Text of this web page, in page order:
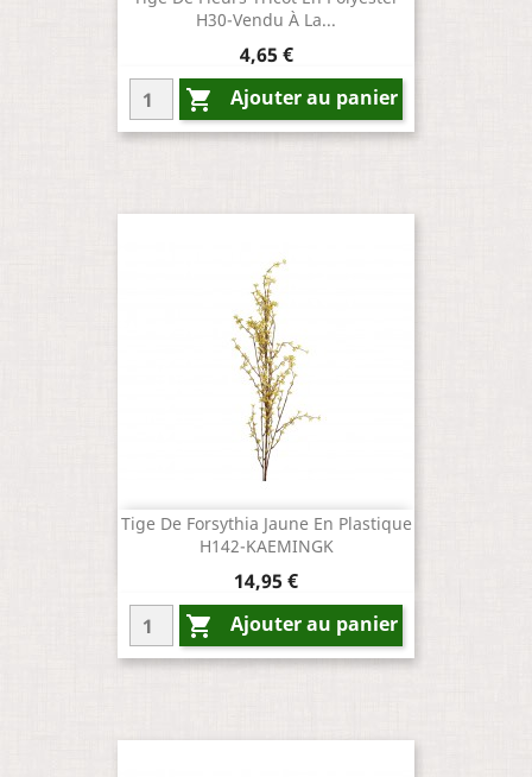
H30-Vendu À La...
Prix
4,65 €
 Ajouter au panier
Tige De Forsythia Jaune En Plastique
H142-KAEMINGK
Prix
14,95 €
 Ajouter au panier